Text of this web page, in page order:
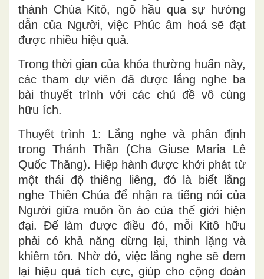
thánh Chúa Kitô, ngõ hầu qua sự hướng
dẫn của Người, việc Phúc âm hoá sẽ đạt
được nhiều hiệu quả.
Trong thời gian của khóa thường huấn này,
các tham dự viên đã được lắng nghe ba
bài thuyết trình với các chủ đề vô cùng
hữu ích.
Thuyết trình 1: Lắng nghe và phân định
trong Thánh Thần (Cha Giuse Maria Lê
Quốc Thăng). Hiệp hành được khởi phát từ
một thái độ thiêng liêng, đó là biết lắng
nghe Thiên Chúa để nhận ra tiếng nói của
Người giữa muôn ồn ào của thế giới hiện
đại. Để làm được điều đó, mỗi Kitô hữu
phải có khả năng dừng lại, thinh lặng và
khiêm tốn. Nhờ đó, việc lắng nghe sẽ đem
lại hiệu quả tích cực, giúp cho cộng đoàn